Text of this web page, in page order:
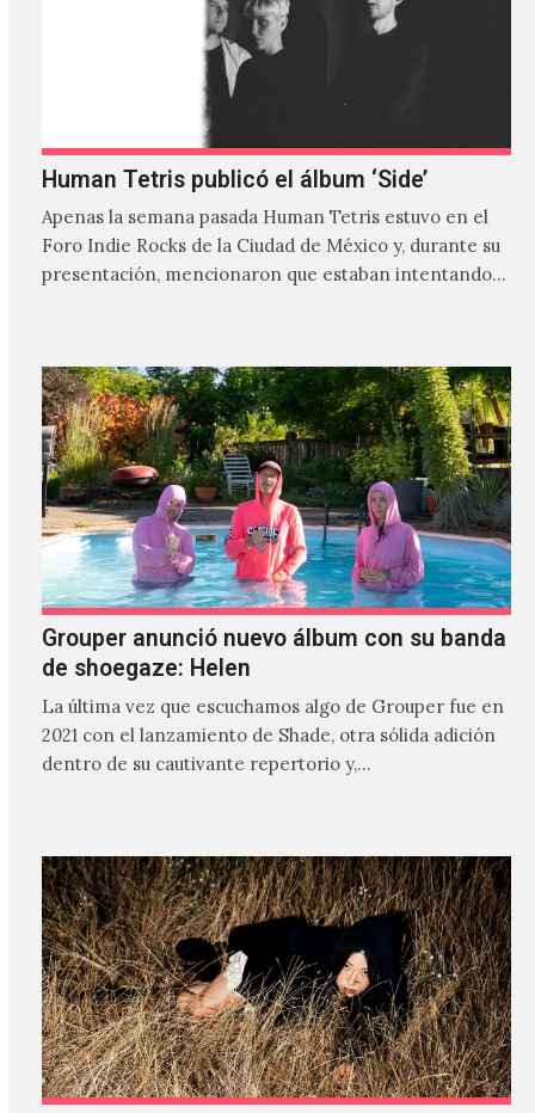
Human Tetris publicó el álbum ‘Side’
Apenas la semana pasada Human Tetris estuvo en el
Foro Indie Rocks de la Ciudad de México y, durante su
presentación, mencionaron que estaban intentando…
Grouper anunció nuevo álbum con su banda
de shoegaze: Helen
La última vez que escuchamos algo de Grouper fue en
2021 con el lanzamiento de Shade, otra sólida adición
dentro de su cautivante repertorio y,…